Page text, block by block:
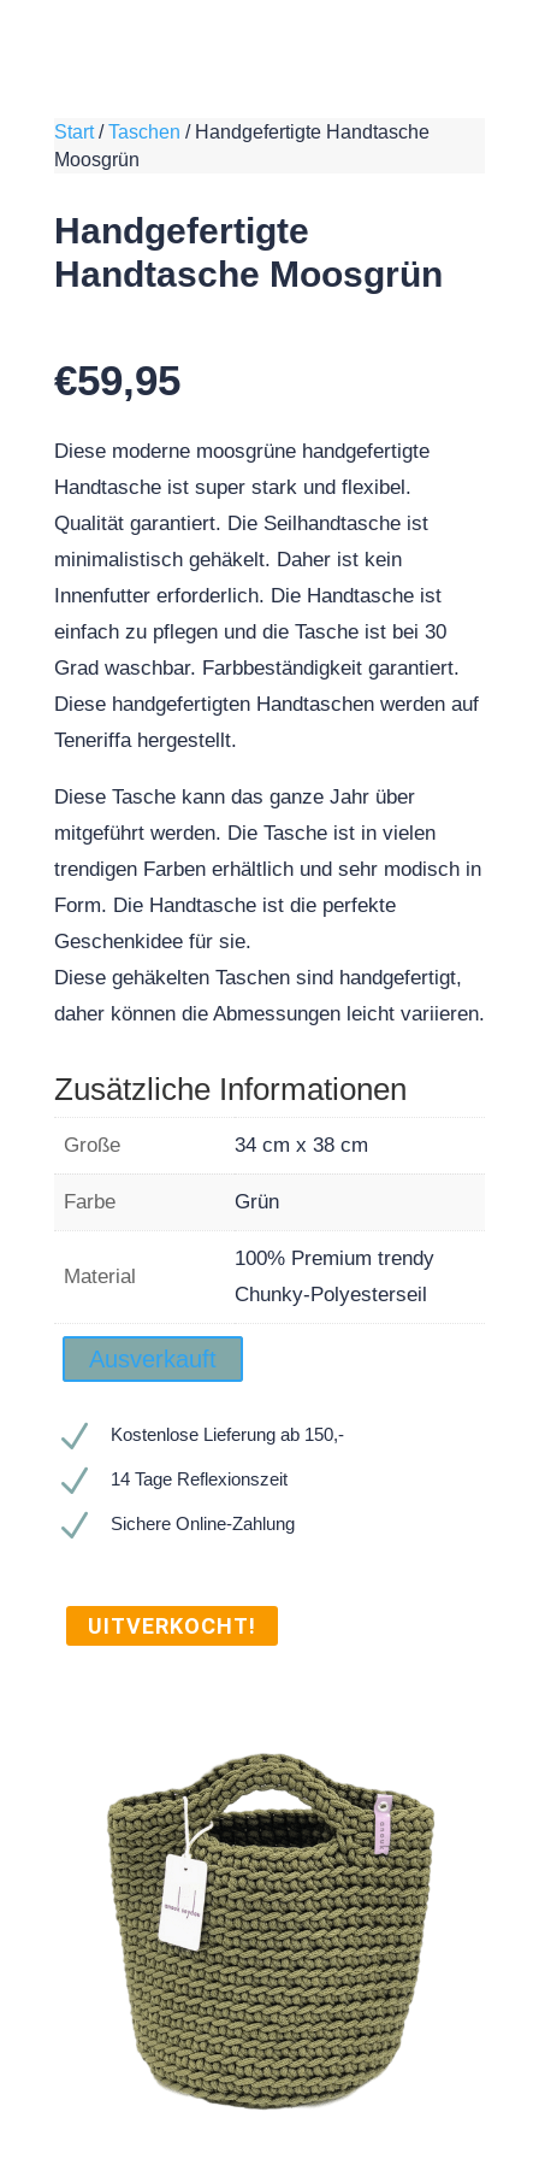
Start/Taschen / Handgefertigte Handtasche
Moosgrün
Handgefertigte
Handtasche Moosgrün
€59,95
Diese moderne moosgrüne handgefertigte
Handtasche ist super stark und flexibel.
Qualität garantiert. Die Seilhandtasche ist
minimalistisch gehäkelt. Daher ist kein
Innenfutter erforderlich. Die Handtasche ist
einfach zu pflegen und die Tasche ist bei 30
Grad waschbar. Farbbeständigkeit garantiert.
Diese handgefertigten Handtaschen werden auf
Teneriffa hergestellt.
Diese Tasche kann das ganze Jahr über
mitgeführt werden. Die Tasche ist in vielen
trendigen Farben erhältlich und sehr modisch in
Form. Die Handtasche ist die perfekte
Geschenkidee für sie.
Diese gehäkelten Taschen sind handgefertigt,
daher können die Abmessungen leicht variieren.
Zusätzliche Informationen
Große 34 cm x 38 cm
Farbe Grün
Material
100% Premium trendy
Chunky-Polyesterseil
Ausverkauft
N Kostenlose Lieferung ab 150,-
N 14 Tage Reflexionszeit
N Sichere Online-Zahlung
UITVERKOCHT!